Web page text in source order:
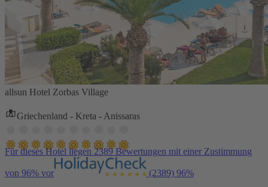
allsun Hotel Zorbas Village
Griechenland - Kreta - Anissaras
Für dieses Hotel liegen 2389 Bewertungen mit einer Zustimmung
von 96% vor (2389) 96%